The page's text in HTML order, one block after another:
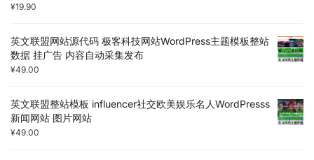
¥19.90
英文联盟网站源代码 极客科技网站WordPress主题模板整站
数据 挂广告 内容自动采集发布
¥49.00
英文联盟整站模板 influencer社交欧美娱乐名人WordPresss
新闻网站 图片网站
¥49.00